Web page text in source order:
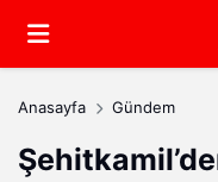
Anasayfa Gündem